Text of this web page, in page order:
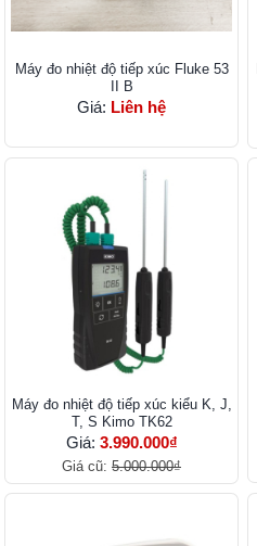
Máy đo nhiệt độ tiếp xúc Fluke 53
II B
Giá: Liên hệ
Máy đo nhiệt độ tiếp xúc kiểu K, J,
T, S Kimo TK62
Giá: 3.990.000₫
Giá cũ: 5.000.000₫